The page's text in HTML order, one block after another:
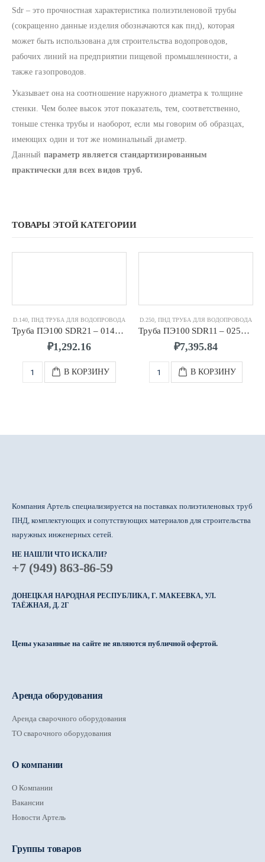
Sdr – это прочностная характеристика полиэтиленовой трубы
(сокращенно данные изделия обозначаются как пнд), которая
может быть использована для строительства водопроводов,
рабочих линий на предприятии пищевой промышленности, а
также газопроводов.
Указывает она на соотношение наружного диаметра к толщине
стенки. Чем более высок этот показатель, тем, соответственно,
тоньше стенка трубы и наоборот, если мы говорим об образцах,
имеющих один и тот же номинальный диаметр.
Данный параметр является стандартизированным
практически для всех видов труб.
ТОВАРЫ ЭТОЙ КАТЕГОРИИ
D.140, ПНД ТРУБА ДЛЯ ВОДОПРОВОДА
Труба ПЭ100 SDR21 – 0140 х 6,7
₽1,292.16
В КОРЗИНУ
D.250, ПНД ТРУБА ДЛЯ ВОДОПРОВОДА
Труба ПЭ100 SDR11 – 0250 х 22,7
₽7,395.84
В КОРЗИНУ
Компания Артель специализируется на поставках полиэтиленовых труб
ПНД, комплектующих и сопутствующих материалов для строительства
наружных инженерных сетей.
НЕ НАШЛИ ЧТО ИСКАЛИ?
+7 (949) 863-86-59
ДОНЕЦКАЯ НАРОДНАЯ РЕСПУБЛИКА, Г. МАКЕЕВКА, УЛ.
ТАЁЖНАЯ, Д. 2Г
Цены указанные на сайте не являются публичной офертой.
Аренда оборудования
Аренда сварочного оборудования
ТО сварочного оборудования
О компании
О Компании
Вакансии
Новости Артель
Группы товаров